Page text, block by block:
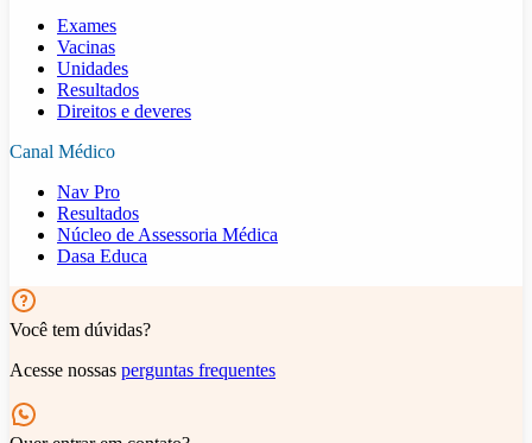
Exames
Vacinas
Unidades
Resultados
Direitos e deveres
Canal Médico
Nav Pro
Resultados
Núcleo de Assessoria Médica
Dasa Educa
Você tem dúvidas?
Acesse nossas perguntas frequentes